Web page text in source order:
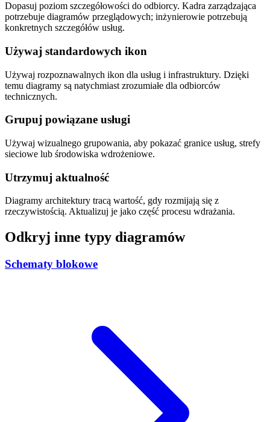
Dopasuj poziom szczegółowości do odbiorcy. Kadra zarządzająca
potrzebuje diagramów przeglądowych; inżynierowie potrzebują
konkretnych szczegółów usług.
Używaj standardowych ikon
Używaj rozpoznawalnych ikon dla usług i infrastruktury. Dzięki
temu diagramy są natychmiast zrozumiałe dla odbiorców
technicznych.
Grupuj powiązane usługi
Używaj wizualnego grupowania, aby pokazać granice usług, strefy
sieciowe lub środowiska wdrożeniowe.
Utrzymuj aktualność
Diagramy architektury tracą wartość, gdy rozmijają się z
rzeczywistością. Aktualizuj je jako część procesu wdrażania.
Odkryj inne typy diagramów
Schematy blokowe